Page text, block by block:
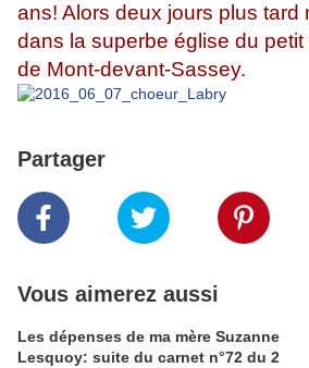
ans! Alors deux jours plus tard
dans la superbe église du
de Mont-devant-Sassey.
Partager
Vous aimerez aussi
Les dépenses de ma mère Suzanne
Lesquoy: suite du carnet n°72 du 2